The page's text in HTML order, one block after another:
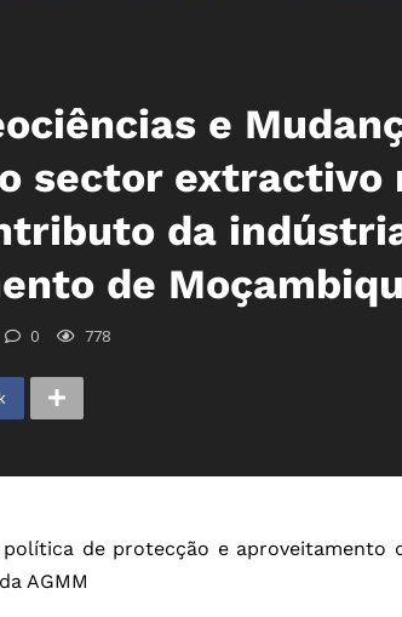
e
sector extractivo
da
de
0 778
política de protecção e aproveitamento
AGMM